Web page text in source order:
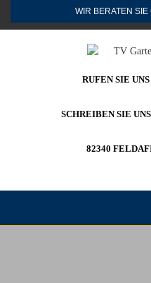
WIR BERATEN
RUFEN SIE UNS
SCHREIBEN SIE UNS
82340